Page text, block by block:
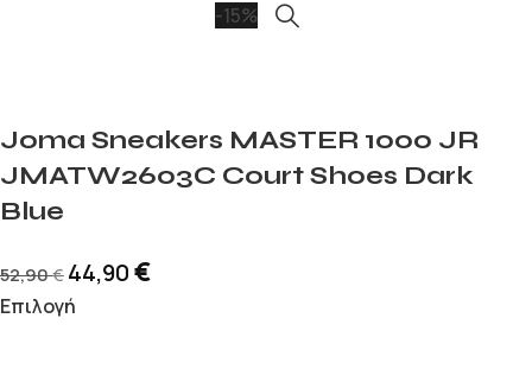
-15%
Joma Sneakers MASTER 1000 JR
JMATW2603C Court Shoes Dark
Blue
52,90€ 44,90€
Επιλογή